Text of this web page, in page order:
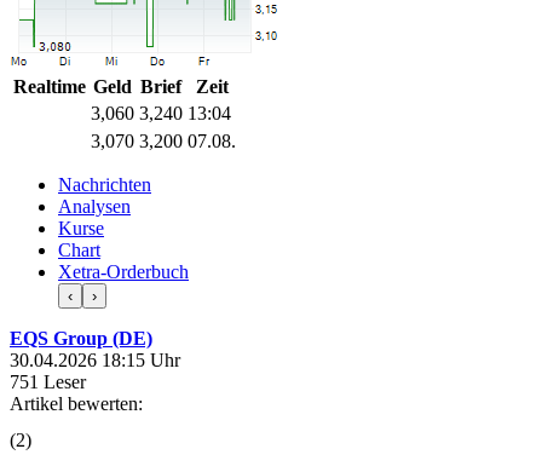
Realtime Geld Brief
Zeit
3,060 3,240 13:04
3,070 3,200 07.08.
Nachrichten
Analysen
Kurse
Chart
Xetra-Orderbuch
‹ ›
EQS Group (DE)
30.04.2026 18:15 Uhr
751 Leser
Artikel bewerten:
(2)